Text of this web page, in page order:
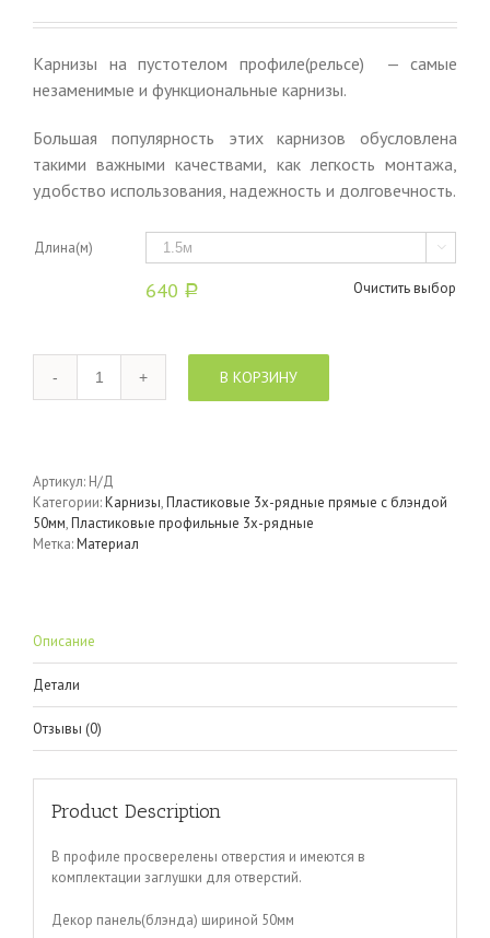
Карнизы на пустотелом профиле(рельсе) — самые
незаменимые и функциональные карнизы.
Большая популярность этих карнизов обусловлена
такими важными качествами, как легкость монтажа,
удобство использования, надежность и долговечность.
Длина(м) 
640 Р Очистить выбор
В КОРЗИНУ
Артикул: Н/Д
Категории:Карнизы,Пластиковые 3х-рядные прямые с блэндой
50мм,Пластиковые профильные 3х-рядные
Метка:Материал
Описание
Детали
Отзывы (0)
Product Description
В профиле просверелены отверстия и имеются в
комплектации заглушки для отверстий.
Декор панель(блэнда) шириной 50мм